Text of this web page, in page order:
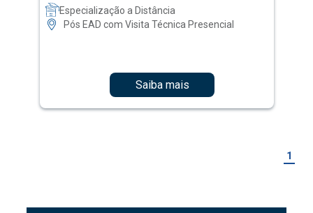
Especialização a Distância
Pós EAD com Visita Técnica Presencial
Saiba mais
1